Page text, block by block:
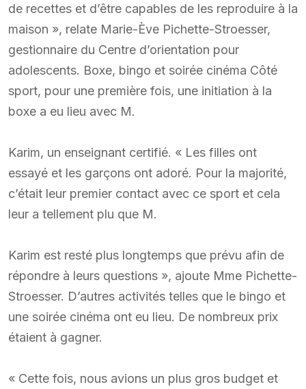
de recettes et d’être capables de les reproduire à la
maison », relate Marie-Ève Pichette-Stroesser,
gestionnaire du Centre d’orientation pour
adolescents. Boxe, bingo et soirée cinéma Côté
sport, pour une première fois, une initiation à la
boxe a eu lieu avec M.
Karim, un enseignant certifié. « Les filles ont
essayé et les garçons ont adoré. Pour la majorité,
c’était leur premier contact avec ce sport et cela
leur a tellement plu que M.
Karim est resté plus longtemps que prévu afin de
répondre à leurs questions », ajoute Mme Pichette-
Stroesser. D’autres activités telles que le bingo et
une soirée cinéma ont eu lieu. De nombreux prix
étaient à gagner.
« Cette fois, nous avions un plus gros budget et